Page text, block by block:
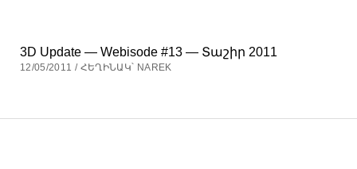
3D Update — Webisode #13 — Տաշիր 2011
12/05/2011 / ՀԵՂԻՆԱԿ՝ NAREK